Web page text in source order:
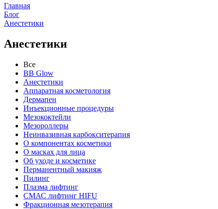
Главная
Блог
Анестетики
Анестетики
Все
BB Glow
Анестетики
Аппаратная косметология
Дермапен
Инъекционные процедуры
Мезококтейли
Мезороллеры
Неинвазивная карбокситерапия
О компонентах косметики
О масках для лица
Об уходе и косметике
Перманентный макияж
Пилинг
Плазма лифтинг
СМАС лифтинг HIFU
Фракционная мезотерапия